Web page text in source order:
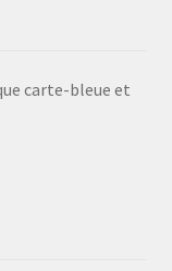
carte-bleue et